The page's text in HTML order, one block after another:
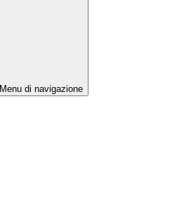
Menu di navigazione